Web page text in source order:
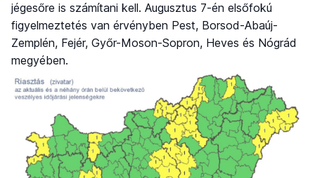
jégesőre is számítani kell. Augusztus 7-én elsőfokú
figyelmeztetés van érvényben Pest, Borsod-Abaúj-
Zemplén, Fejér, Győr-Moson-Sopron, Heves és Nógrád
megyében.